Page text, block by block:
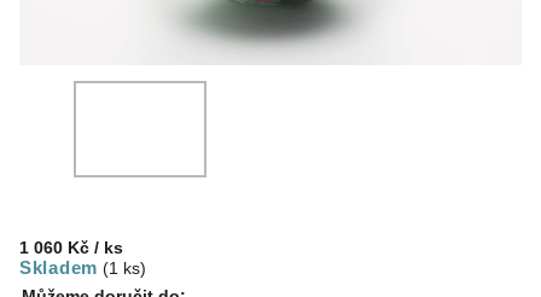
1 060 Kč / ks
Skladem (1 ks)